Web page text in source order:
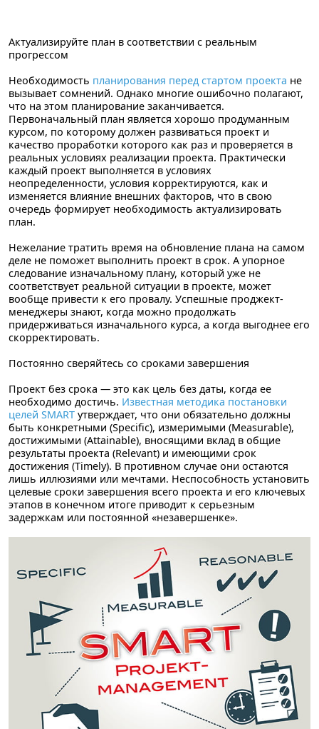
Актуализируйте план в соответствии с реальным
прогрессом
Необходимость планирования перед стартом проекта не
вызывает сомнений. Однако многие ошибочно полагают,
что на этом планирование заканчивается.
Первоначальный план является хорошо продуманным
курсом, по которому должен развиваться проект и
качество проработки которого как раз и проверяется в
реальных условиях реализации проекта. Практически
каждый проект выполняется в условиях
неопределенности, условия корректируются, как и
изменяется влияние внешних факторов, что в свою
очередь формирует необходимость актуализировать
план.
Нежелание тратить время на обновление плана на самом
деле не поможет выполнить проект в срок. А упорное
следование изначальному плану, который уже не
соответствует реальной ситуации в проекте, может
вообще привести к его провалу. Успешные проджект-
менеджеры знают, когда можно продолжать
придерживаться изначального курса, а когда выгоднее его
скорректировать.
Постоянно сверяйтесь со сроками завершения
Проект без срока — это как цель без даты, когда ее
необходимо достичь. Известная методика постановки
целей SMART утверждает, что они обязательно должны
быть конкретными (Specific), измеримыми (Measurable),
достижимыми (Attainable), вносящими вклад в общие
результаты проекта (Relevant) и имеющими срок
достижения (Timely). В противном случае они остаются
лишь иллюзиями или мечтами. Неспособность установить
целевые сроки завершения всего проекта и его ключевых
этапов в конечном итоге приводит к серьезным
задержкам или постоянной «незавершенке».